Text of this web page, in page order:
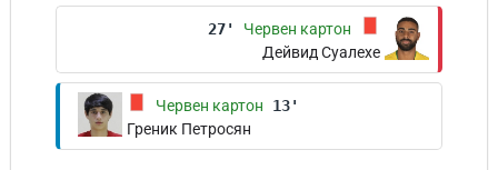
27'
Червен картон
Дейвид Суалехе
Червен картон
13'
Греник Петросян